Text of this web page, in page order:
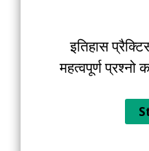
इतिहास
महत्वपूर्ण